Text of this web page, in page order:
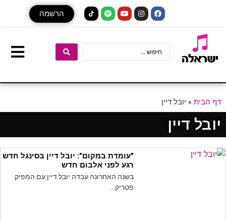
הרשמה
דף הבית » יובל דיין
יובל דיין
"עומדת במקום": יובל דיין בסינגל חדש
רגע לפני אלבום חדש
בשנה האחרונה עבדה יובל דיין עם המפיק
פטריק…